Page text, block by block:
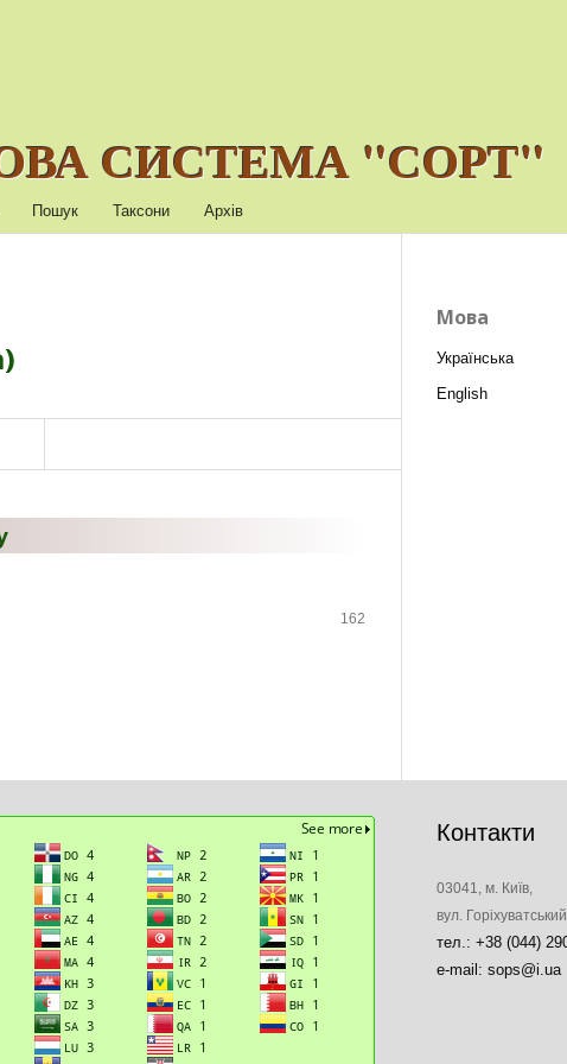
СИСТЕМА "СОРТ"
Пошук Таксони Архів
162
Мова
Українська
English
Контакти
03041, м. Київ,
вул.
тел.: +38 (044)
e-mail: sops@i.ua